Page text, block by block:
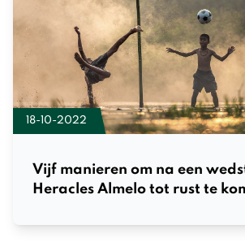
18-10-2022
Vijf manieren om na een
Heracles Almelo tot rust te